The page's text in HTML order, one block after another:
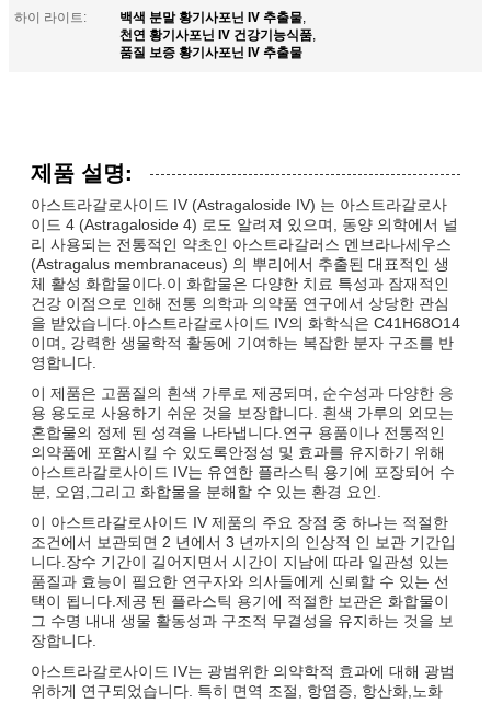
하이 라이트:
백색 분말 황기사포닌 IV 추출물,
천연 황기사포닌 IV 건강기능식품,
품질 보증 황기사포닌 IV 추출물
제품 설명:
아스트라갈로사이드 IV (Astragaloside IV) 는 아스트라갈로사
이드 4 (Astragaloside 4) 로도 알려져 있으며, 동양 의학에서 널
리 사용되는 전통적인 약초인 아스트라갈러스 멘브라나세우스
(Astragalus membranaceus) 의 뿌리에서 추출된 대표적인 생
체 활성 화합물이다.이 화합물은 다양한 치료 특성과 잠재적인
건강 이점으로 인해 전통 의학과 의약품 연구에서 상당한 관심
을 받았습니다.아스트라갈로사이드 IV의 화학식은 C41H68O14
이며, 강력한 생물학적 활동에 기여하는 복잡한 분자 구조를 반
영합니다.
이 제품은 고품질의 흰색 가루로 제공되며, 순수성과 다양한 응
용 용도로 사용하기 쉬운 것을 보장합니다. 흰색 가루의 외모는
혼합물의 정제 된 성격을 나타냅니다.연구 용품이나 전통적인
의약품에 포함시킬 수 있도록안정성 및 효과를 유지하기 위해
아스트라갈로사이드 IV는 유연한 플라스틱 용기에 포장되어 수
분, 오염,그리고 화합물을 분해할 수 있는 환경 요인.
이 아스트라갈로사이드 IV 제품의 주요 장점 중 하나는 적절한
조건에서 보관되면 2 년에서 3 년까지의 인상적 인 보관 기간입
니다.장수 기간이 길어지면서 시간이 지남에 따라 일관성 있는
품질과 효능이 필요한 연구자와 의사들에게 신뢰할 수 있는 선
택이 됩니다.제공 된 플라스틱 용기에 적절한 보관은 화합물이
그 수명 내내 생물 활동성과 구조적 무결성을 유지하는 것을 보
장합니다.
아스트라갈로사이드 IV는 광범위한 의약학적 효과에 대해 광범
위하게 연구되었습니다. 특히 면역 조절, 항염증, 항산화,노화